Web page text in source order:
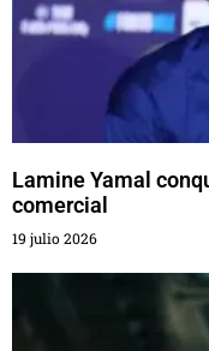
Lamine Yamal
comercial
19 julio 2026